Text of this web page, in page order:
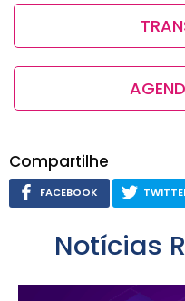
Compartilhe
FACEBOOK
Notícias